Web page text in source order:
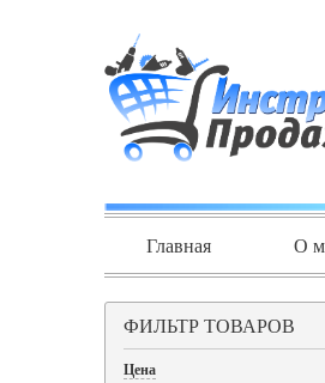
Главная О
ФИЛЬТР ТОВАРОВ
Цена